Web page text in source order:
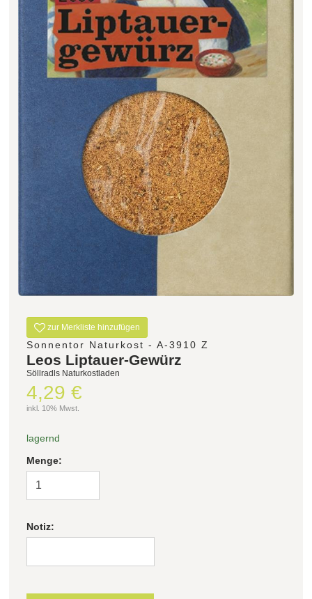
KATEGORIE
Filter zurücksetzen
zur Merkliste hinzufügen
Sonnentor Naturkost - A-3910 Z
Leos Liptauer-Gewürz
Söllradls Naturkostladen
4,29 €
inkl. 10% Mwst.
lagernd
Menge:
Notiz: